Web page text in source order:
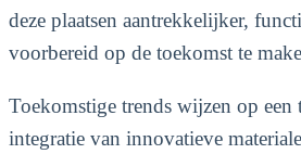
deze plaatsen aantrekkelijker,
voorbereid op de toekomst te
Toekomstige trends wijzen op een
integratie van innovatieve